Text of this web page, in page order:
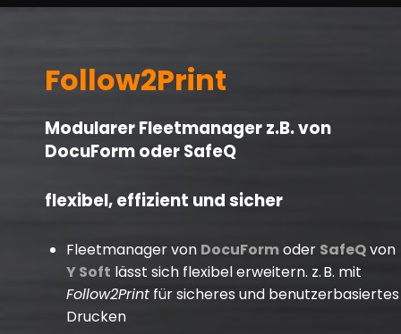
Follow2Print
Modularer Fleetmanager z.B. von
DocuForm oder SafeQ
flexibel, effizient und sicher
Fleetmanager von DocuFormoder SafeQvon
Y Soft lässt sich flexibel erweitern. z. B. mit
Follow2Print für sicheres und benutzerbasiertes
Drucken